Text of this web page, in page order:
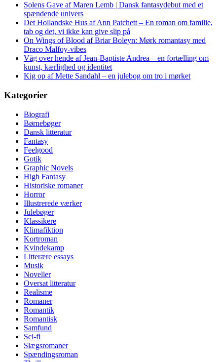
Solens Gave af Maren Lemb | Dansk fantasydebut med et
spændende univers
Det Hollandske Hus af Ann Patchett – En roman om familie,
tab og det, vi ikke kan give slip på
On Wings of Blood af Briar Boleyn: Mørk romantasy med
Draco Malfoy-vibes
Våg over hende af Jean-Baptiste Andrea – en fortælling om
kunst, kærlighed og identitet
Kig op af Mette Sandahl – en julebog om tro i mørket
Kategorier
Biografi
Børnebøger
Dansk litteratur
Fantasy
Feelgood
Gotik
Graphic Novels
High Fantasy
Historiske romaner
Horror
Illustrerede værker
Julebøger
Klassikere
Klimafiktion
Kortroman
Kvindekamp
Litterære essays
Musik
Noveller
Oversat litteratur
Realisme
Romaner
Romantik
Romantisk
Samfund
Sci-fi
Slægsromaner
Spændingsroman